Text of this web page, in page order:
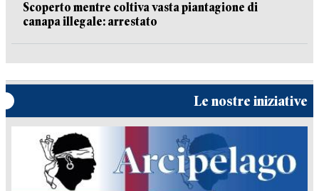
Scoperto mentre coltiva vasta piantagione di
canapa illegale: arrestato
Le nostre iniziative